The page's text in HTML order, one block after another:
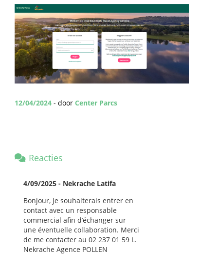
12/04/2024 - door Center Parcs
Reacties
4/09/2025 - Nekrache Latifa
Bonjour, Je souhaiterais entrer en
contact avec un responsable
commercial afin d’échanger sur
une éventuelle collaboration. Merci
de me contacter au 02 237 01 59 L.
Nekrache Agence POLLEN